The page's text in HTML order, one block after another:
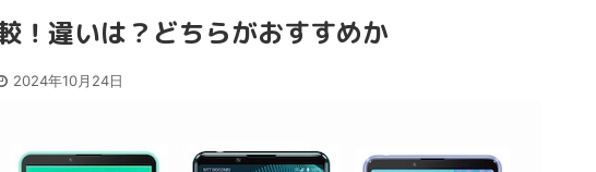
！違いは？どちらがおすすめか
2024年10月24日